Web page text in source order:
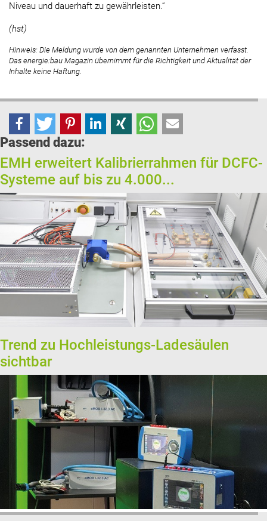
Niveau und dauerhaft zu gewährleisten.“
(hst)
Hinweis: Die Meldung wurde von dem genannten Unternehmen verfasst.
Das energie:bau Magazin übernimmt für die Richtigkeit und Aktualität der
Inhalte keine Haftung.
Passend dazu:
EMH erweitert Kalibrierrahmen für DCFC-
Systeme auf bis zu 4.000...
Trend zu Hochleistungs-Ladesäulen
sichtbar